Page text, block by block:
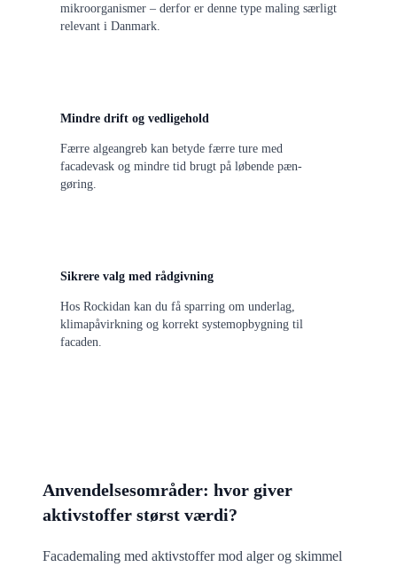
mikroorganismer – derfor er denne type maling særligt
relevant i Danmark.
Mindre drift og vedligehold
Færre algeangreb kan betyde færre ture med
facadevask og mindre tid brugt på løbende pæn-
gøring.
Sikrere valg med rådgivning
Hos Rockidan kan du få sparring om underlag,
klimapåvirkning og korrekt systemopbygning til
facaden.
Anvendelsesområder: hvor giver
aktivstoffer størst værdi?
Facademaling med aktivstoffer mod alger og skimmel